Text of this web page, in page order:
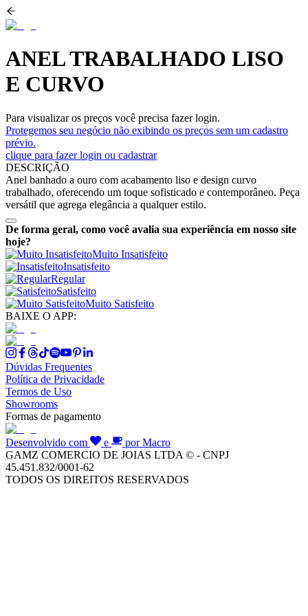
ANEL TRABALHADO LISO
E CURVO
Para visualizar os preços você precisa fazer login.
Protegemos seu negócio não exibindo os preços sem um cadastro
prévio.
clique para fazer login ou cadastrar
DESCRIÇÃO
Anel banhado a ouro com acabamento liso e design curvo
trabalhado, oferecendo um toque sofisticado e contemporâneo. Peça
versátil que agrega elegância a qualquer estilo.
De forma geral, como você avalia sua experiência em nosso site
hoje?
Muito Insatisfeito
Insatisfeito
Regular
Satisfeito
Muito Satisfeito
BAIXE O APP:
Dúvidas Frequentes
Política de Privacidade
Termos de Uso
Showrooms
Formas de pagamento
Desenvolvido com e
por Macro
GAMZ COMERCIO DE JOIAS LTDA © - CNPJ
45.451.832/0001-62
TODOS OS DIREITOS RESERVADOS